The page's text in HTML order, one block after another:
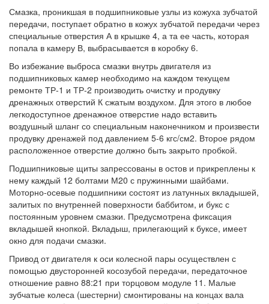
Смазка, проникшая в подшипниковые узлы из кожуха зубчатой
передачи, поступает обратно в кожух зубчатой передачи через
специальные отверстия А в крышке 4, а та ее часть, которая
попала в камеру В, выбрасывается в коробку 6.
Во избежание выброса смазки внутрь двигателя из
подшипниковых камер необходимо на каждом текущем
ремонте ТР-1 и ТР-2 производить очистку и продувку
дренажных отверстий К сжатым воздухом. Для этого в любое
легкодоступное дренажное отверстие надо вставить
воздушный шланг со специальным наконечником и произвести
продувку дренажей под давлением 5-6 кгс/см2. Второе рядом
расположенное отверстие должно быть закрыто пробкой.
Подшипниковые щиты запрессованы в остов и прикреплены к
нему каждый 12 болтами М20 с пружинными шайбами.
Моторно-осевые подшипники состоят из латунных вкладышей,
залитых по внутренней поверхности баббитом, и букс с
постоянным уровнем смазки. Предусмотрена фиксация
вкладышей кнопкой. Вкладыш, прилегающий к буксе, имеет
окно для подачи смазки.
Привод от двигателя к оси колесной пары осуществлен с
помощью двусторонней косозубой передачи, передаточное
отношение равно 88:21 при торцовом модуле 11. Малые
зубчатые колеса (шестерни) смонтированы на концах вала